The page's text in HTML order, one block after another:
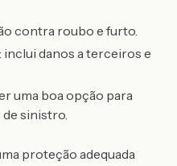
contra roubo e furto.
danos a terceiros e
uma boa opção para
sinistro.
proteção adequada